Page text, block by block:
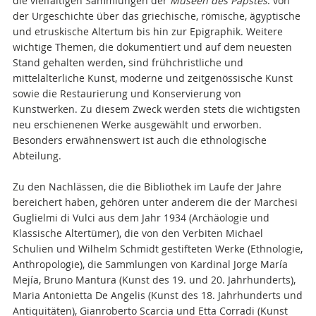
der Urgeschichte über das griechische, römische, ägyptische
und etruskische Altertum bis hin zur Epigraphik. Weitere
wichtige Themen, die dokumentiert und auf dem neuesten
Stand gehalten werden, sind frühchristliche und
mittelalterliche Kunst, moderne und zeitgenössische Kunst
sowie die Restaurierung und Konservierung von
Kunstwerken. Zu diesem Zweck werden stets die wichtigsten
neu erschienenen Werke ausgewählt und erworben.
Besonders erwähnenswert ist auch die ethnologische
Abteilung.
Zu den Nachlässen, die die Bibliothek im Laufe der Jahre
bereichert haben, gehören unter anderem die der Marchesi
Guglielmi di Vulci aus dem Jahr 1934 (Archäologie und
Klassische Altertümer), die von den Verbiten Michael
Schulien und Wilhelm Schmidt gestifteten Werke (Ethnologie,
Anthropologie), die Sammlungen von Kardinal Jorge María
Mejía, Bruno Mantura (Kunst des 19. und 20. Jahrhunderts),
Maria Antonietta De Angelis (Kunst des 18. Jahrhunderts und
Antiquitäten), Gianroberto Scarcia und Etta Corradi (Kunst